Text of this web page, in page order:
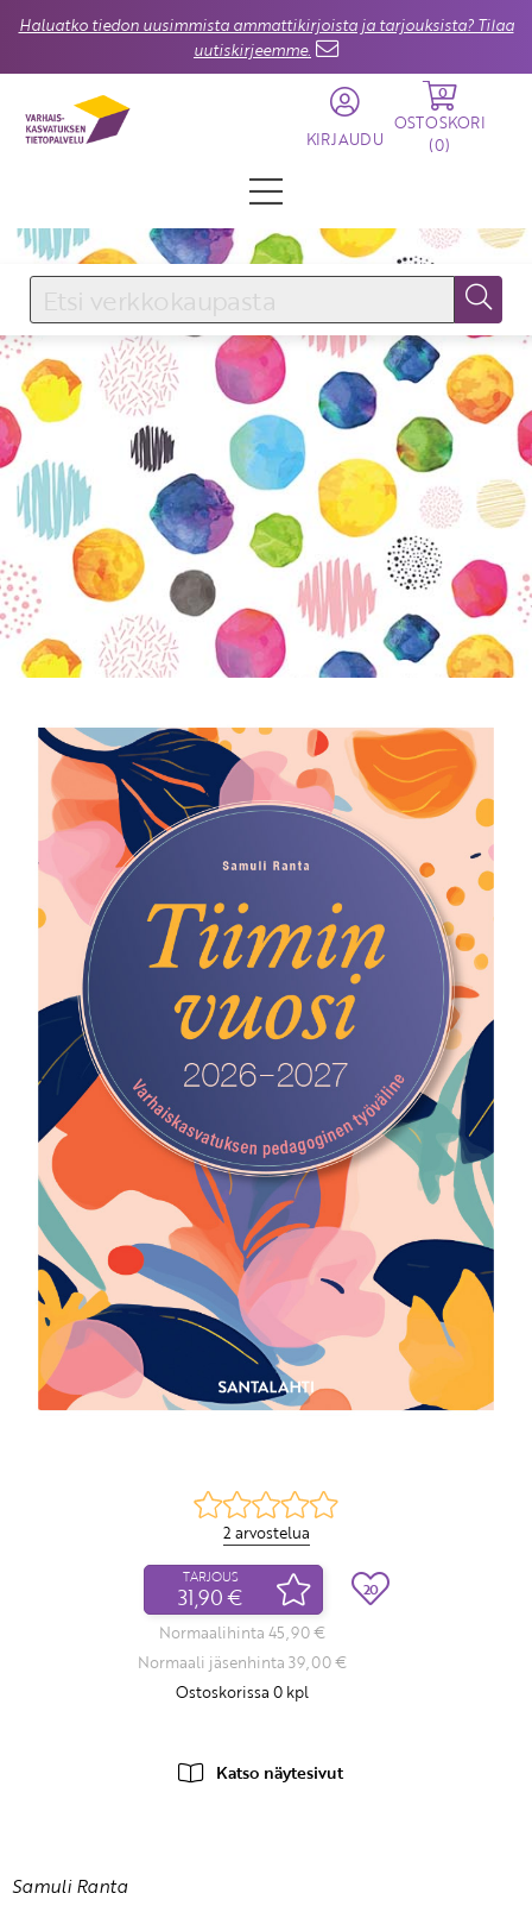
Haluatko tiedon uusimmista ammattikirjoista ja tarjouksista? Tilaa
uutiskirjeemme.
KIRJAUDU
0
OSTOSKORI
(0)
KIRJAUDU SISÄÄN
Käyttäjätunnus
Salasana
Unohtuiko salasana?
KIRJAUDU SISÄÄN
Etkö ole vielä Varhaiskasvatuksen Tietopalvelun
jäsen?
2 arvostelua
TARJOUS
31,90 €
Normaalihinta 45,90 €
Normaali jäsenhinta 39,00 €
Ostoskorissa 0 kpl
20
Katso näytesivut
Samuli Ranta